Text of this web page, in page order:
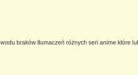
braków tłumaczeń różnych seri anime które